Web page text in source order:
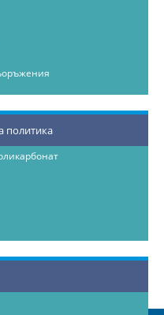
политика